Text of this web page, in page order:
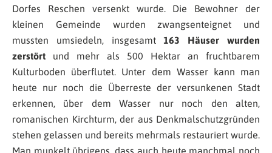
Dorfes Reschen versenkt wurde. Die Bewohner der
kleinen Gemeinde wurden zwangsenteignet und
mussten umsiedeln, insgesamt163 Häuser wurden
zerstört und mehr als 500 Hektar an fruchtbarem
Kulturboden überflutet. Unter dem Wasser kann man
heute nur noch die Überreste der versunkenen Stadt
erkennen, über dem Wasser nur noch den alten,
romanischen Kirchturm, der aus Denkmalschutzgründen
stehen gelassen und bereits mehrmals restauriert wurde.
Man munkelt übrigens, dass auch heute manchmal noch